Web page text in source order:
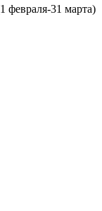
февраля-31 марта)